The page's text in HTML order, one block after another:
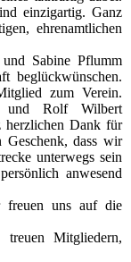
einzigartig. Ganz
ehrenamtlichen
Sabine Pflumm
beglückwünschen.
zum Verein.
und Rolf Wilbert
herzlichen Dank für
dass wir
unterwegs sein
anwesend
freuen uns auf die
Mitgliedern,